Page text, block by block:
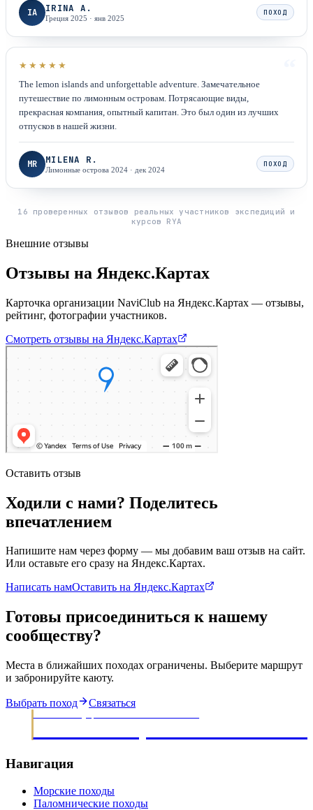
IA IRINA A.
Греция 2025 · янв 2025
ПОХОД
★★★★★
The lemon islands and unforgettable adventure. Замечательное
путешествие по лимонным островам. Потрясающие виды,
прекрасная компания, опытный капитан. Это был один из лучших
отпусков в нашей жизни.
MR MILENA R.
Лимонные острова 2024 · дек 2024
ПОХОД
16 проверенных отзывов реальных участников экспедиций и
курсов RYA
Внешние отзывы
Отзывы на Яндекс.Картах
Карточка организации NaviClub на Яндекс.Картах — отзывы,
рейтинг, фотографии участников.
Смотреть отзывы на Яндекс.Картах
Оставить отзыв
Ходили с нами? Поделитесь
впечатлением
Напишите нам через форму — мы добавим ваш отзыв на сайт.
Или оставьте его сразу на Яндекс.Картах.
Написать намОставить на Яндекс.Картах
Готовы присоединиться к нашему
сообществу?
Места в ближайших походах ограничены. Выберите маршрут
и забронируйте каюту.
Выбрать поход Связаться
Навигация
Морские походы
Паломнические походы